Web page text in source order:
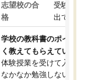
志望校の合
格
受験して
出ていな
学校の教科書のポイント
く教えてもらえている
体験授業を受けて入塾し
なかなか勉強しない息子